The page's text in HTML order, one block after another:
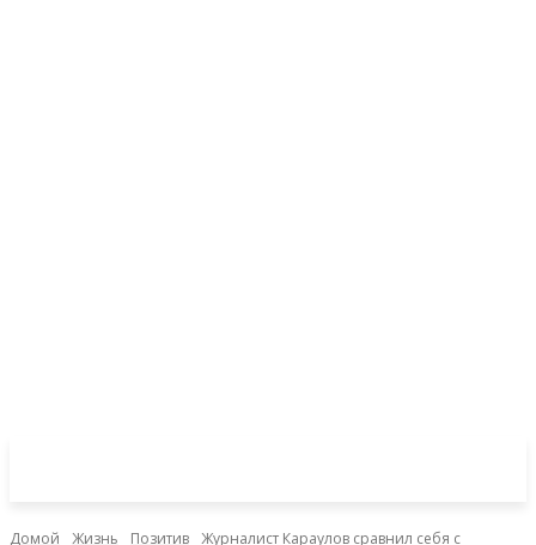
Домой Жизнь Позитив Журналист Караулов сравнил себя с